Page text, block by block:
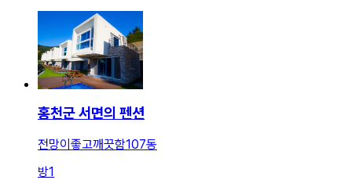
홍천군 서면의 펜션
전망이좋고깨끗함107동
방1